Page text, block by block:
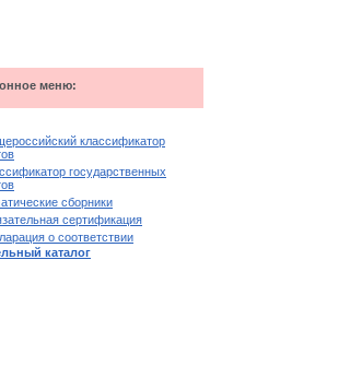
меню:
классификатор
государственных
сборники
сертификация
о соответствии
каталог